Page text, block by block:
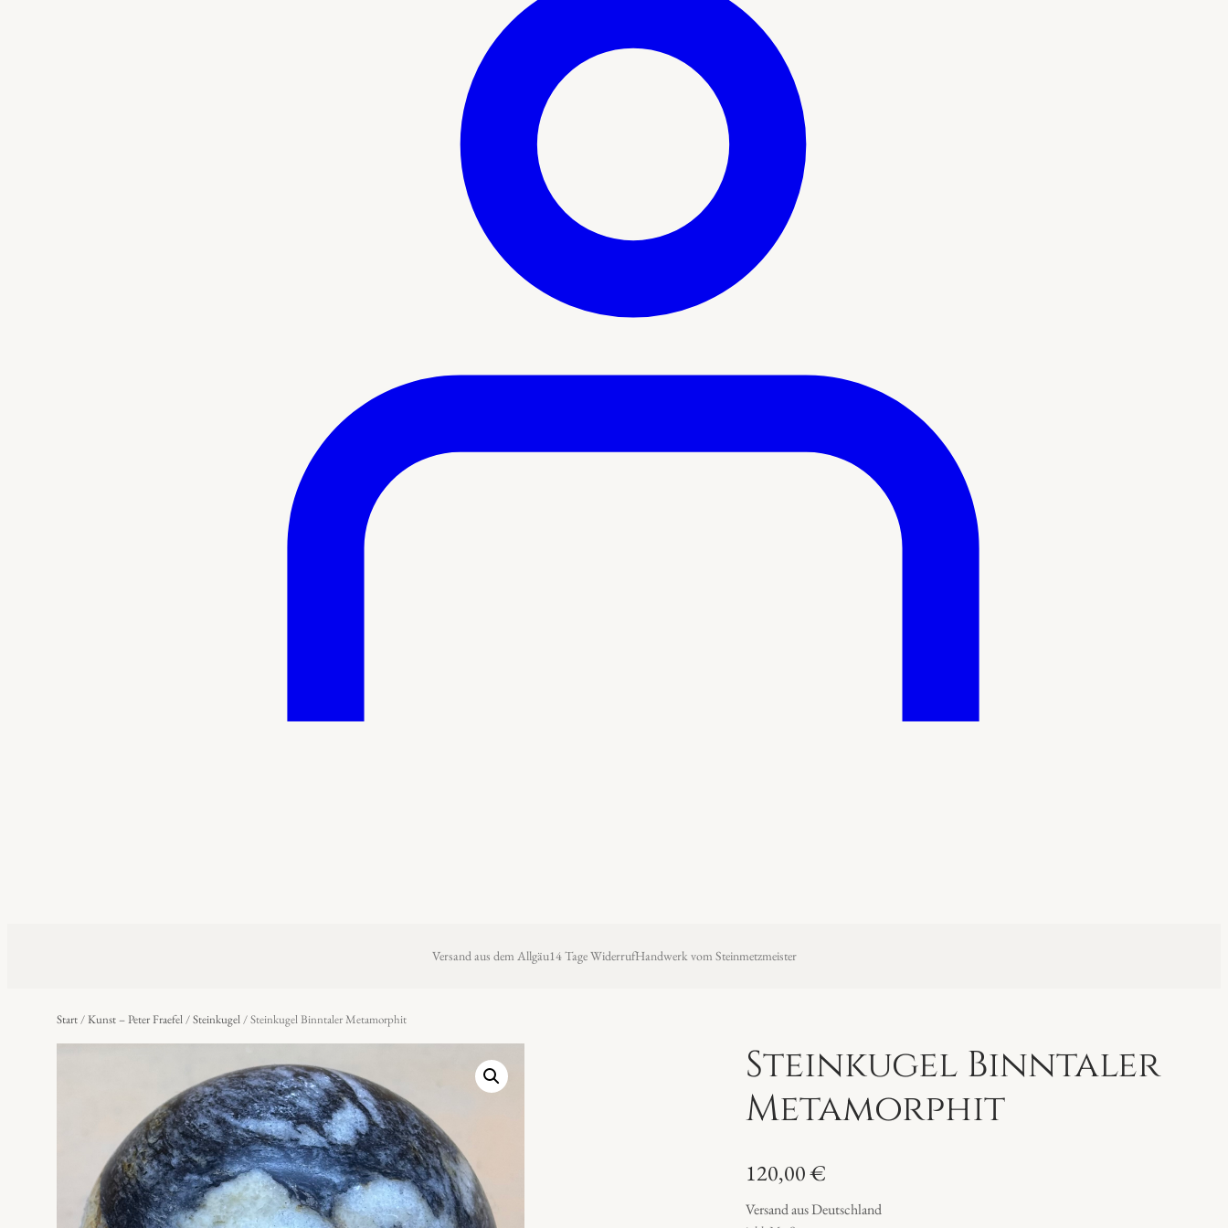
Versand aus dem Allgäu14 Tage WiderrufHandwerk vom Steinmetzmeister
Start/Kunst – Peter Fraefel/Steinkugel/ Steinkugel Binntaler Metamorphit
Steinkugel Binntaler
Metamorphit
120,00€
Versand aus Deutschland